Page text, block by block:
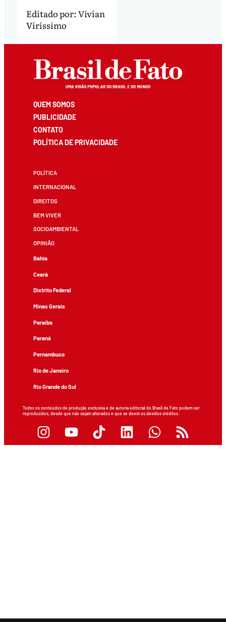
Editado por: Vivian
Virissimo
QUEM SOMOS
PUBLICIDADE
CONTATO
POLÍTICA DE PRIVACIDADE
POLÍTICA
INTERNACIONAL
DIREITOS
BEM VIVER
SOCIOAMBIENTAL
OPINIÃO
Bahia
Ceará
Distrito Federal
Minas Gerais
Paraíba
Paraná
Pernambuco
Rio de Janeiro
Rio Grande do Sul
Todos os conteúdos de produção exclusiva e de autoria editorial do Brasil de Fato podem ser
reproduzidos, desde que não sejam alterados e que se deem os devidos créditos.